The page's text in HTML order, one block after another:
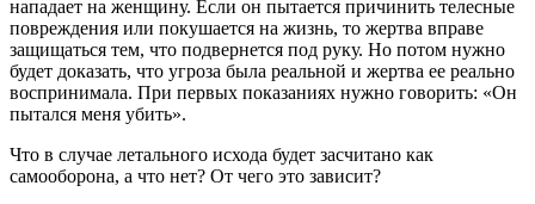
нападает на женщину. Если он пытается причинить телесные
повреждения или покушается на жизнь, то жертва вправе
защищаться тем, что подвернется под руку. Но потом нужно
будет доказать, что угроза была реальной и жертва ее реально
воспринимала. При первых показаниях нужно говорить: «Он
пытался меня убить».
Что в случае летального исхода будет засчитано как
самооборона, а что нет? От чего это зависит?